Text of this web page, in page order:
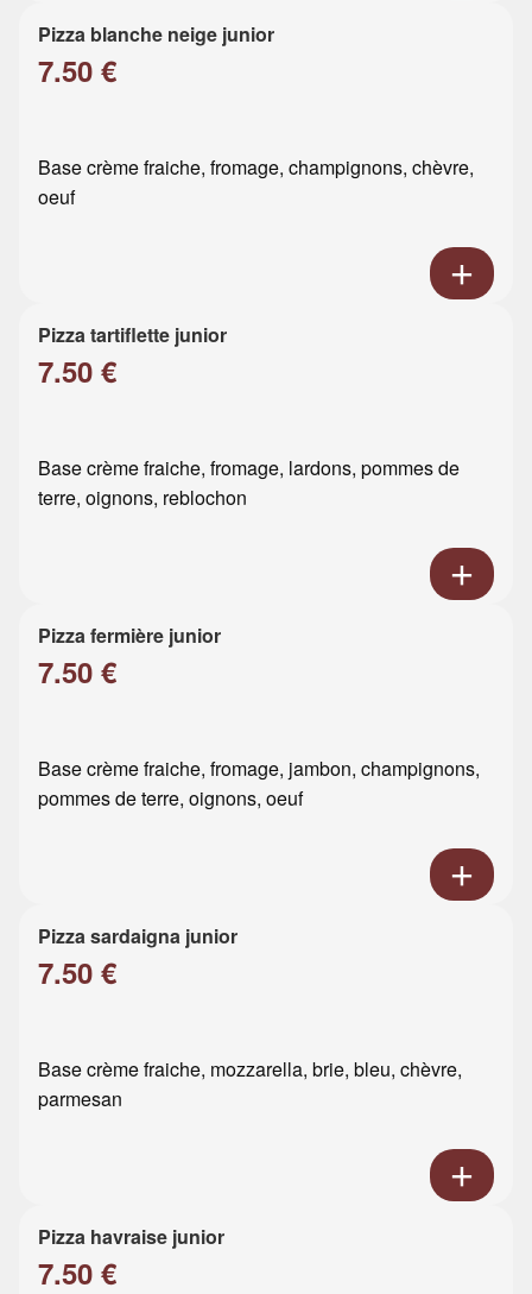
Pizza blanche neige junior
7.50 €
Base crème fraiche, fromage, champignons, chèvre,
oeuf
Pizza tartiflette junior
7.50 €
Base crème fraiche, fromage, lardons, pommes de
terre, oignons, reblochon
Pizza fermière junior
7.50 €
Base crème fraiche, fromage, jambon, champignons,
pommes de terre, oignons, oeuf
Pizza sardaigna junior
7.50 €
Base crème fraiche, mozzarella, brie, bleu, chèvre,
parmesan
Pizza havraise junior
7.50 €